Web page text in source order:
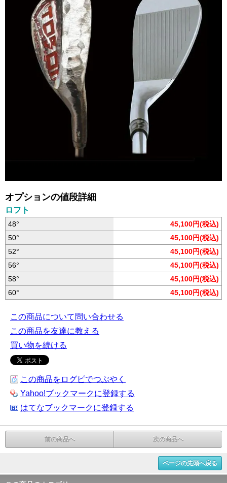
オプションの値段詳細
ロフト
48°
45,100円(税込)
50°
45,100円(税込)
52°
45,100円(税込)
56°
45,100円(税込)
58°
45,100円(税込)
60°
45,100円(税込)
この商品について問い合わせる
この商品を友達に教える
買い物を続ける
この商品をログピでつぶやく
Yahoo!ブックマークに登録する
はてなブックマークに登録する
前の商品へ 次の商品へ
ページの先頭へ戻る